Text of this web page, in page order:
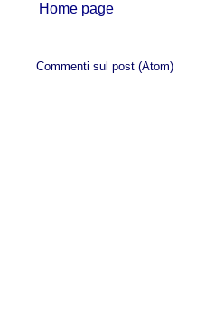
Home page
Commenti sul post (Atom)